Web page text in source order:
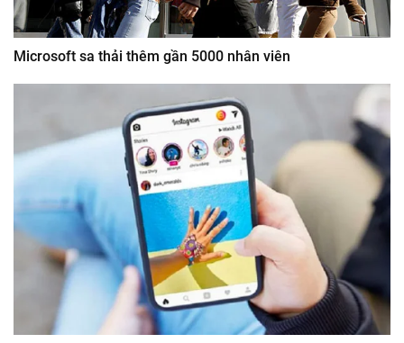
Microsoft sa thải thêm gần 5000 nhân viên